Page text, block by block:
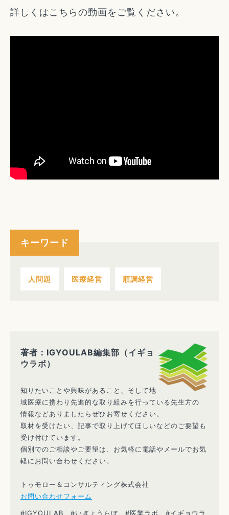
詳しくはこちらの動画をご覧ください。
キーワード
人問題 医療経営 順調経営
著者：IGYOULAB編集部（イギョ
ウラボ）
知りたいことや興味があること、そして地
域医療に携わり先進的な取り組みを行っている先生方の
情報などありましたらぜひお寄せください。
取材を受けたい、記事で取り上げてほしいなどのご要望も
受け付けています。
個別でのご相談やご要望は、お気軽に電話やメールでお気
軽にお問い合わせください。
トゥモロー＆コンサルティング株式会社
お問い合わせフォーム
#IGYOULAB #いぎょうらぼ #医業ラボ #イギョウラ